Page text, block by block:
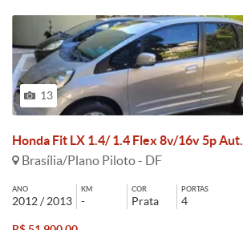
13
Honda Fit LX 1.4/ 1.4 Flex 8v/16v 5p Aut.
Brasília/Plano Piloto - DF
ANO
2012 / 2013
KM
-
COR
Prata
PORTAS
4